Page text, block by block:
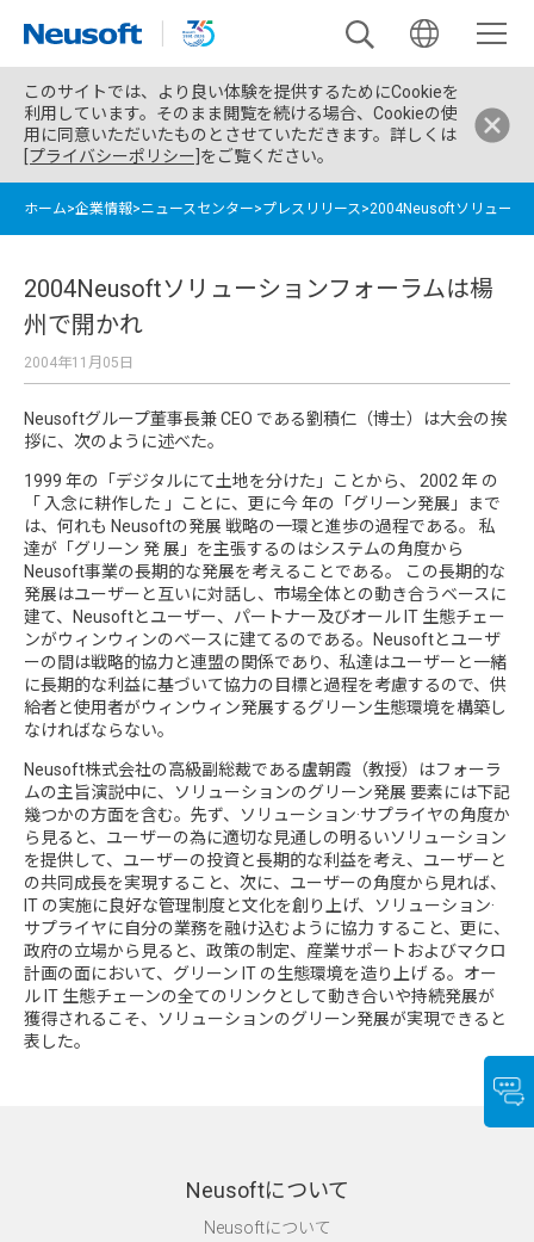
このサイトでは、より良い体験を提供するためにCookieを
利用しています。そのまま閲覧を続ける場合、Cookieの使
用に同意いただいたものとさせていただきます。詳しくは
[プライバシーポリシー] をご覧ください。
ホーム>企業情報>ニュースセンター>プレスリリース>2004Neusoftソリューシ
2004Neusoftソリューションフォーラムは楊
州で開かれ
2004年11月05日
Neusoftグループ董事長兼 CEO である劉積仁（博士）は大会の挨
拶に、次のように述べた。
1999 年の「デジタルにて土地を分けた」ことから、 2002 年 の
「 入念に耕作した 」ことに、更に今 年の「グリーン発展」まで
は、何れも Neusoftの発展 戦略の一環と進歩の過程である。 私
達が「グリーン 発 展」を主張するのはシステムの角度から
Neusoft事業の長期的な発展を考えることである。 この長期的な
発展はユーザーと互いに対話し、市場全体との動き合うベースに
建て、Neusoftとユーザー、パートナー及びオール IT 生態チェー
ンがウィンウィンのベースに建てるのである。Neusoftとユーザ
ーの間は戦略的協力と連盟の関係であり、私達はユーザーと一緒
に長期的な利益に基づいて協力の目標と過程を考慮するので、供
給者と使用者がウィンウィン発展するグリーン生態環境を構築し
なければならない。
Neusoft株式会社の高級副総裁である盧朝霞（教授）はフォーラ
ムの主旨演説中に、ソリューションのグリーン発展 要素には下記
幾つかの方面を含む。先ず、ソリューション·サプライヤの角度か
ら見ると、ユーザーの為に適切な見通しの明るいソリューション
を提供して、ユーザーの投資と長期的な利益を考え、ユーザーと
の共同成長を実現すること、次に、ユーザーの角度から見れば、
IT の実施に良好な管理制度と文化を創り上げ、ソリューション·
サプライヤに自分の業務を融け込むように協力 すること、更に、
政府の立場から見ると、政策の制定、産業サポートおよびマクロ
計画の面において、グリーン IT の生態環境を造り上げ る。オー
ル IT 生態チェーンの全てのリンクとして動き合いや持続発展が
獲得されるこそ、ソリューションのグリーン発展が実現できると
表した。
Neusoftについて
Neusoftについて